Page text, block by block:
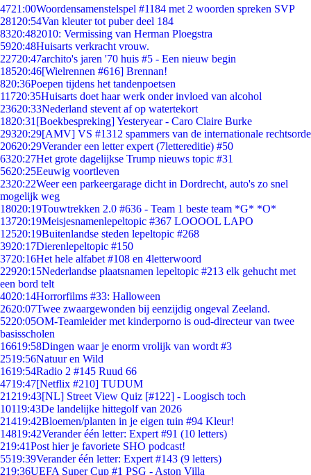
4721:00Woordensamenstelspel #1184 met 2 woorden spreken SVP
281 20:54Van kleuter tot puber deel 184
8320:482010: Vermissing van Herman Ploegstra
5920:48Huisarts verkracht vrouw.
22720:47archito's jaren '70 huis #5 - Een nieuw begin
18520:46[Wielrennen #616] Brennan!
820:36Poepen tijdens het tandenpoetsen
11720:35Huisarts doet haar werk onder invloed van alcohol
23620:33Nederland stevent af op watertekort
1820:31 [Boekbespreking] Yesteryear - Caro Claire Burke
29320:29[AMV] VS #1312 spammers van de internationale rechtsorde
20620:29Verander een letter expert (7lettereditie) #50
6320:27Het grote dagelijkse Trump nieuws topic #31
5620:25Eeuwig voortleven
2320:22Weer een parkeergarage dicht in Dordrecht, auto's zo snel
mogelijk weg
18020:19Touwtrekken 2.0 #636 - Team 1 beste team *G* *O*
13720:19Meisjesnamenlepeltopic #367 LOOOOL LAPO
12520:19Buitenlandse steden lepeltopic #268
3920:17Dierenlepeltopic #150
3720:16Het hele alfabet #108 en 4letterwoord
22920:15Nederlandse plaatsnamen lepeltopic #213 elk gehucht met
een bord telt
4020:14Horrorfilms #33: Halloween
2620:07Twee zwaargewonden bij eenzijdig ongeval Zeeland.
5220:05OM-Teamleider met kinderporno is oud-directeur van twee
basisscholen
16619:58Dingen waar je enorm vrolijk van wordt #3
2519:56Natuur en Wild
1619:54Radio 2 #145 Ruud 66
4719:47[Netflix #210] TUDUM
21219:43[NL] Street View Quiz [#122] - Loogisch toch
10119:43De landelijke hittegolf van 2026
21419:42Bloemen/planten in je eigen tuin #94 Kleur!
14819:42Verander één letter: Expert #91 (10 letters)
219:41Post hier je favoriete SHO podcast!
5519:39Verander één letter: Expert #143 (9 letters)
219:36UEFA Super Cup #1 PSG - Aston Villa